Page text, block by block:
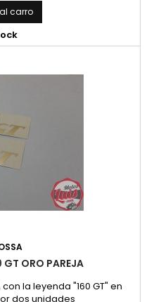
carro
ORO PAREJA
la leyenda "160 GT" en
dos unidades